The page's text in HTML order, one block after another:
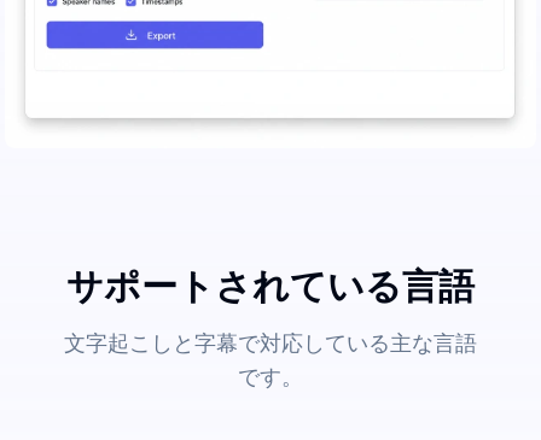
サポートされている言語
文字起こしと字幕で対応している主な言語
です。